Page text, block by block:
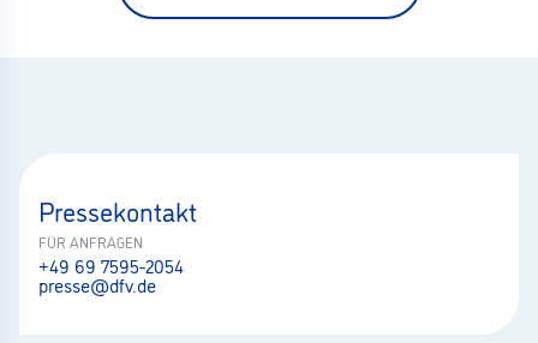
Pressekontakt
FÜR ANFRAGEN
+49 69 7595-2054
presse@dfv.de